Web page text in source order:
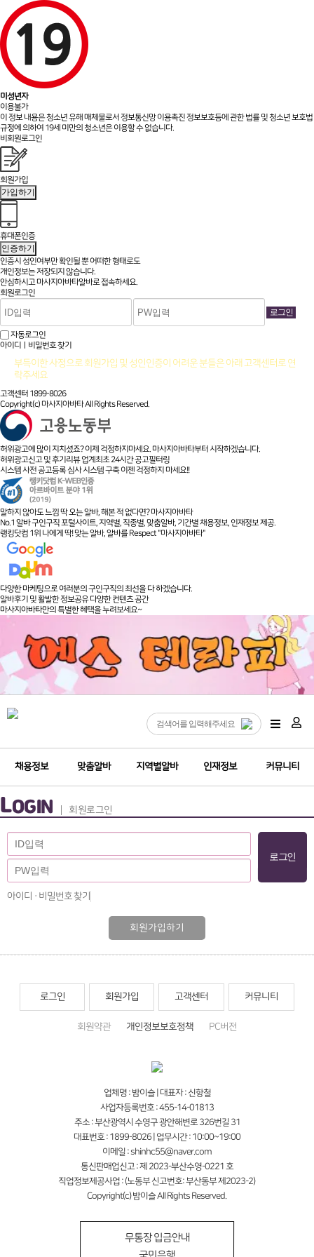
미성년자
이용불가
이 정보 내용은 청소년 유해 매체물로서 정보통신망 이용촉진 정보보호등에 관한 법률 및 청소년 보호법
규정에 의하여 19세 미만의 청소년은 이용할 수 없습니다.
비회원로그인
회원가입
가입하기
휴대폰인증
인증하기
인증시 성인여부만 확인될 뿐어떠한 형태로도
개인정보는 저장되지 않습니다.
안심하시고 마사지아바타알바로 접속하세요.
회원로그인
자동로그인
아이디ㅣ비밀번호 찾기
부득이한 사정으로 회원가입 및 성인인증이 어려운 분들은 아래 고객센터로 연
락주세요
고객센터 1899-8026
Copyright(c) 마사지아바타 All Rights Reserved.
허위광고에 많이 지치셨죠? 이제 걱정하지마세요. 마사지아바타부터 시작하겠습니다.
허위광고신고 및 후기리뷰 업계최초 24시간 공고필터링
시스템 사전 공고등록 심사 시스템 구축 이젠 걱정하지 마세요!!
말하지 않아도 느낌 딱 오는 알바, 해본 적 없다면? 마사지아바타
No.1 알바 구인구직 포털사이트, 지역별, 직종별, 맞춤알바, 기간별 채용정보, 인재정보 제공.
랭킹닷컴 1위 나에게 딱! 맞는 알바, 알바를 Respect "마사지아바타"
다양한 마케팅으로 여러분의 구인구직의 최선을 다 하겠습니다.
알바후기 및 활발한 정보공유 다양한 컨텐츠 공간
마사지아바타만의 특별한 혜택을 누려보세요~
채용정보 맞춤알바 지역별알바 인재정보 커뮤니티
LOGIN 회원로그인
아이디 · 비밀번호 찾기
회원가입하기
로그인 회원가입 고객센터 커뮤니티
회원약관 개인정보보호정책 PC버전
업체명 : 밤이슬 | 대표자 : 신항철
사업자등록번호 : 455-14-01813
주소 : 부산광역시 수영구 광안해변로 326번길 31
대표번호 : 1899-8026 | 업무시간 : 10:00~19:00
이메일 : shinhc55@naver.com
통신판매업신고 : 제 2023-부산수영-0221 호
직업정보제공사업 : (노동부 신고번호: 부산동부 제2023-2)
Copyright(c) 밤이슬 All Rights Reserved.
무통장 입금안내